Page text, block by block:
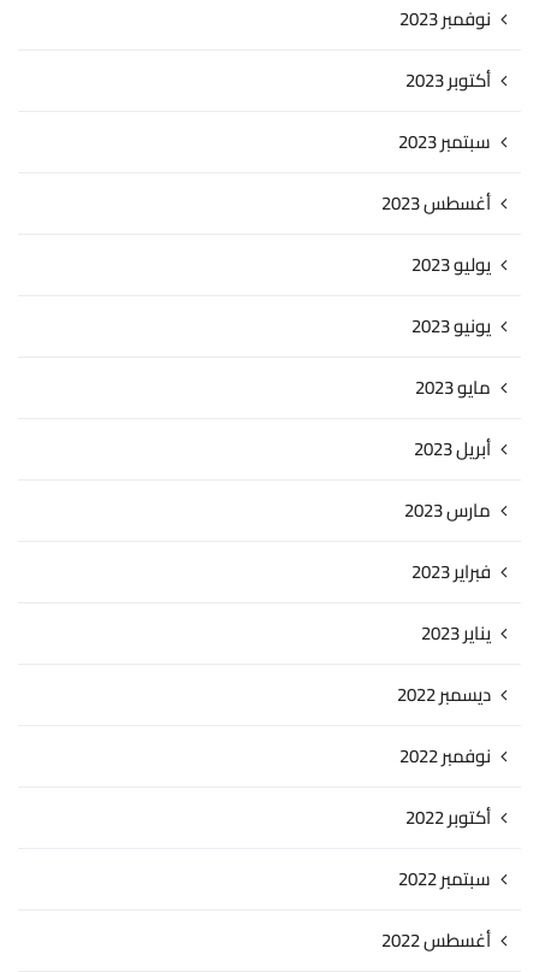
نوفمبر 2023
أكتوبر 2023
سبتمبر 2023
أغسطس 2023
يوليو 2023
يونيو 2023
مايو 2023
أبريل 2023
مارس 2023
فبراير 2023
يناير 2023
ديسمبر 2022
نوفمبر 2022
أكتوبر 2022
سبتمبر 2022
أغسطس 2022